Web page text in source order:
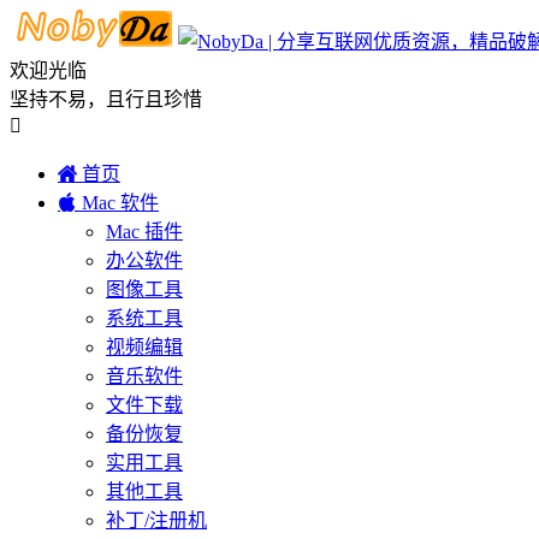
欢迎光临
坚持不易，且行且珍惜

 首页
 Mac 软件
Mac 插件
办公软件
图像工具
系统工具
视频编辑
音乐软件
文件下载
备份恢复
实用工具
其他工具
补丁/注册机